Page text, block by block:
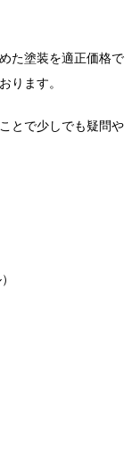
た塗装を適正価格で
ります。
とで少しでも疑問や